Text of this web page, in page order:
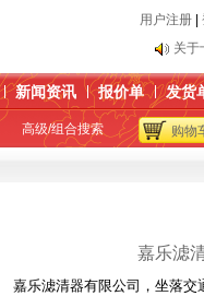
用户注册
传真
替代
博世
传真
博世
新闻资讯 报价单 发货
高级/组合搜索 购物
嘉乐滤
嘉乐滤清器有限公司，坐落交